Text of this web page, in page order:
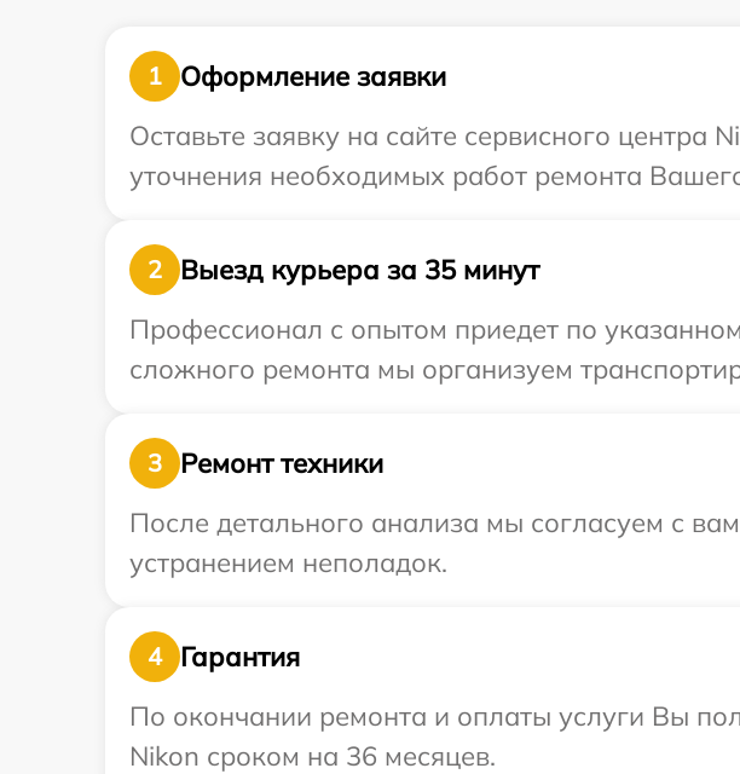
1
Оформление заявки
Оставьте заявку на сайте сервисного центра
уточнения необходимых работ ремонта
2
Выезд курьера за 35 минут
Профессионал с опытом приедет по
сложного ремонта мы организуем
3
Ремонт техники
После детального анализа мы согласуем с
устранением неполадок.
4
Гарантия
По окончании ремонта и оплаты услуги Вы
Nikon сроком на 36 месяцев.